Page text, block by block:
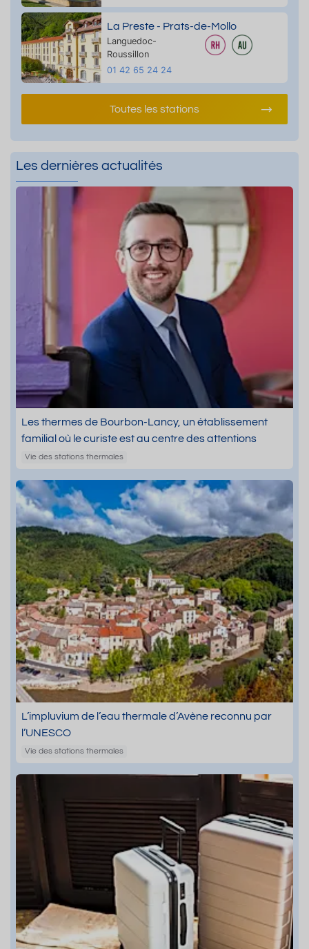
La Preste - Prats-de-Mollo
Languedoc-
Roussillon
01 42 65 24 24
Toutes les stations
Les dernières actualités
Les thermes de Bourbon-Lancy, un établissement
familial où le curiste est au centre des attentions
Vie des stations thermales
L’impluvium de l’eau thermale d’Avène reconnu par
l’UNESCO
Vie des stations thermales